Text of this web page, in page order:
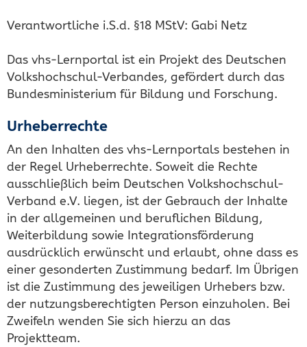
Verantwortliche i.S.d. §18 MStV: Gabi Netz
Das vhs-Lernportal ist ein Projekt des Deutschen
Volkshochschul-Verbandes, gefördert durch das
Bundesministerium für Bildung und Forschung.
Urheberrechte
An den Inhalten des vhs-Lernportals bestehen in
der Regel Urheberrechte. Soweit die Rechte
ausschließlich beim Deutschen Volkshochschul-
Verband e.V. liegen, ist der Gebrauch der Inhalte
in der allgemeinen und beruflichen Bildung,
Weiterbildung sowie Integrationsförderung
ausdrücklich erwünscht und erlaubt, ohne dass es
einer gesonderten Zustimmung bedarf. Im Übrigen
ist die Zustimmung des jeweiligen Urhebers bzw.
der nutzungsberechtigten Person einzuholen. Bei
Zweifeln wenden Sie sich hierzu an das
Projektteam.